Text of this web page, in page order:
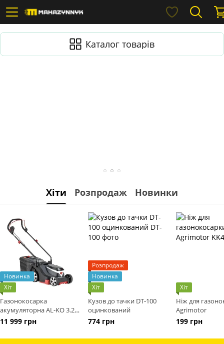
Каталог товарів
Хіти Розпродаж Новинки
Новинка
Хіт
Газонокосарка
акумуляторна AL-KO 3.25
Li Easy (без АКБ та ЗП)
11 999 грн
Розпродаж
Новинка
Хіт
Кузов до тачки DT-100
оцинкований
774 грн
Хіт
Ніж для
Agrimotor
199 грн